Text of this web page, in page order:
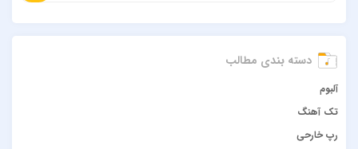
دسته بندی مطالب
آلبوم
تک آهنگ
رپ خارحی